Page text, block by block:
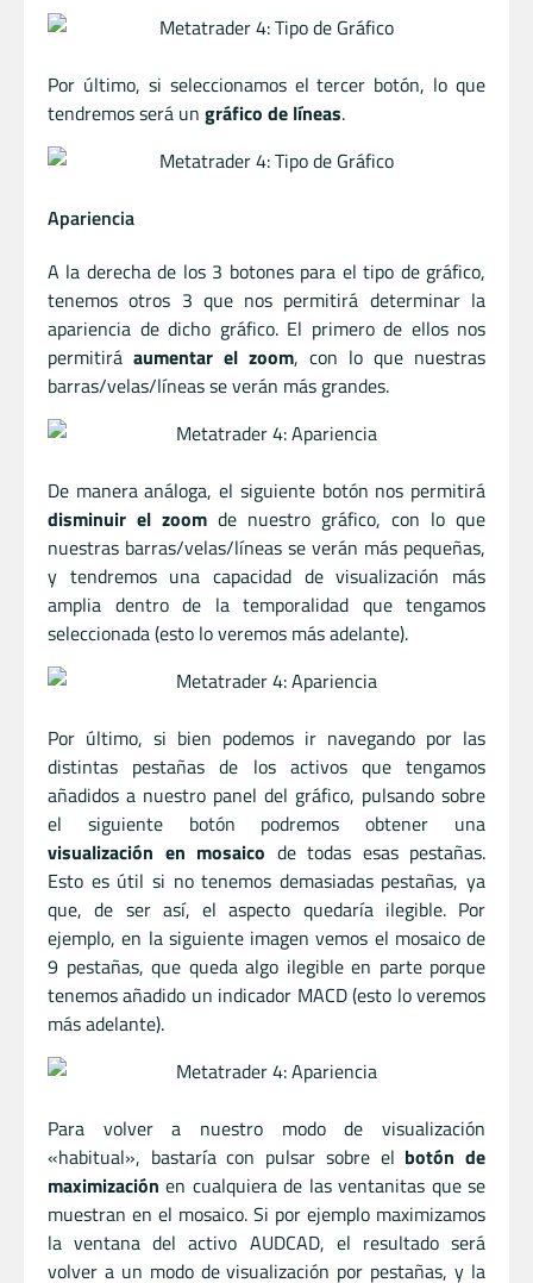
Por último, si seleccionamos el tercer botón, lo que
tendremos será un gráfico de líneas.
Apariencia
A la derecha de los 3 botones para el tipo de gráfico,
tenemos otros 3 que nos permitirá determinar la
apariencia de dicho gráfico. El primero de ellos nos
permitirá aumentar el zoom, con lo que nuestras
barras/velas/líneas se verán más grandes.
De manera análoga, el siguiente botón nos permitirá
disminuir el zoom de nuestro gráfico, con lo que
nuestras barras/velas/líneas se verán más pequeñas,
y tendremos una capacidad de visualización más
amplia dentro de la temporalidad que tengamos
seleccionada (esto lo veremos más adelante).
Por último, si bien podemos ir navegando por las
distintas pestañas de los activos que tengamos
añadidos a nuestro panel del gráfico, pulsando sobre
el siguiente botón podremos obtener una
visualización en mosaico de todas esas pestañas.
Esto es útil si no tenemos demasiadas pestañas, ya
que, de ser así, el aspecto quedaría ilegible. Por
ejemplo, en la siguiente imagen vemos el mosaico de
9 pestañas, que queda algo ilegible en parte porque
tenemos añadido un indicador MACD (esto lo veremos
más adelante).
Para volver a nuestro modo de visualización
«habitual», bastaría con pulsar sobre el botón de
maximización en cualquiera de las ventanitas que se
muestran en el mosaico. Si por ejemplo maximizamos
la ventana del activo AUDCAD, el resultado será
volver a un modo de visualización por pestañas, y la